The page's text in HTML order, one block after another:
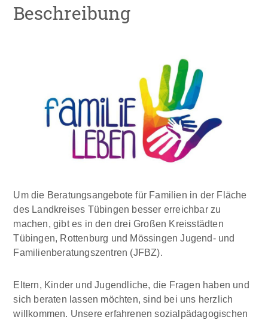
Beschreibung
Um die Beratungsangebote für Familien in der Fläche
des Landkreises Tübingen besser erreichbar zu
machen, gibt es in den drei Großen Kreisstädten
Tübingen, Rottenburg und Mössingen Jugend- und
Familienberatungszentren (JFBZ).
Eltern, Kinder und Jugendliche, die Fragen haben und
sich beraten lassen möchten, sind bei uns herzlich
willkommen. Unsere erfahrenen sozialpädagogischen